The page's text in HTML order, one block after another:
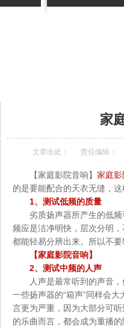
家
文章出处： 责任编辑：
【家庭影院音响】 家庭影
的是要能配合的天衣无缝，
1、测试低频的质量
劣质扬声器所产生的低
频应是洁净明快，层次分明
都能轻易分辨出来。所以不
【家庭影院音响】
2、测试中频的人声
人声是最常听到的声音
一些扬声器的“箱声”同样会
言更为严重，因为大部分可
的乐曲而言，都会成为重播的